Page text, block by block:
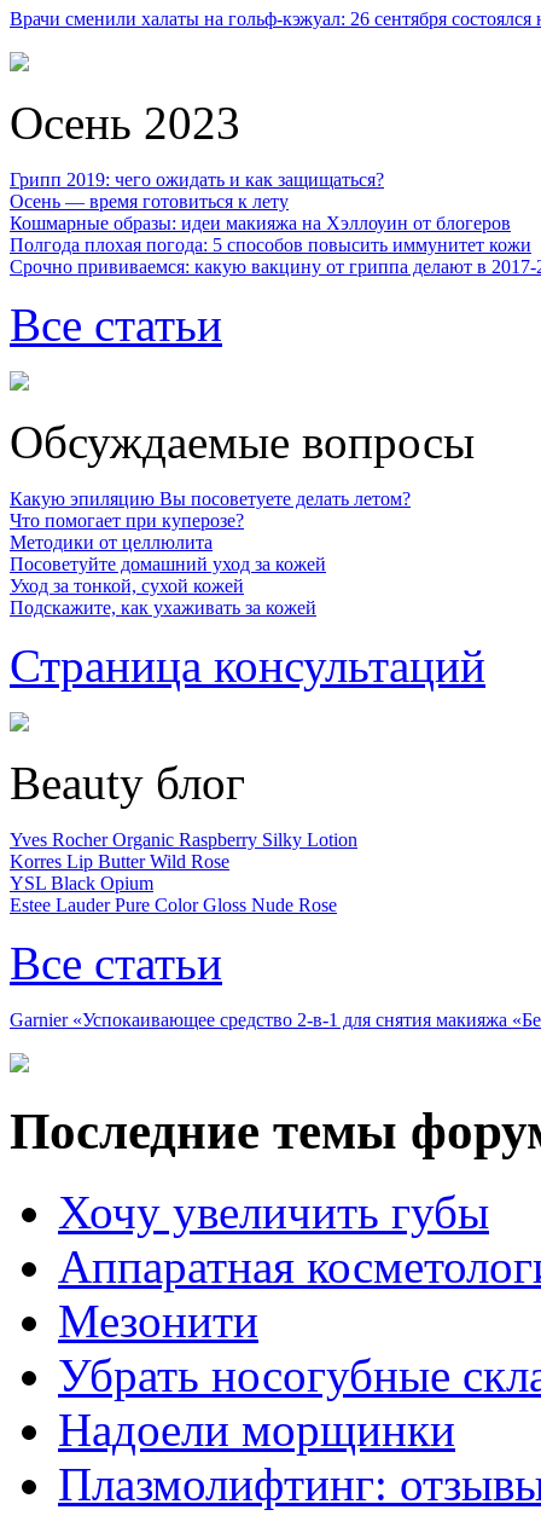
Врачи сменили халаты на гольф-кэжуал: 26 сентября
Осень 2023
Грипп 2019: чего ожидать и как защищаться?
Осень — время готовиться к лету
Кошмарные образы: идеи макияжа на Хэллоуин от блогеров
Полгода плохая погода: 5 способов повысить иммунитет кожи
Срочно прививаемся: какую вакцину от гриппа делают в 2017-
Все статьи
Обсуждаемые вопросы
Какую эпиляцию Вы посоветуете делать летом?
Что помогает при куперозе?
Методики от целлюлита
Посоветуйте домашний уход за кожей
Уход за тонкой, сухой кожей
Подскажите, как ухаживать за кожей
Страница консультаций
Beauty блог
Yves Rocher Organic Raspberry Silky Lotion
Korres Lip Butter Wild Rose
YSL Black Opium
Estee Lauder Pure Color Gloss Nude Rose
Все статьи
Garnier «Успокаивающее средство 2-в-1 для снятия макияжа
Последние темы
Хочу увеличить губы
Аппаратная
Мезонити
Убрать носогубные
Надоели морщинки
Плазмолифтинг: